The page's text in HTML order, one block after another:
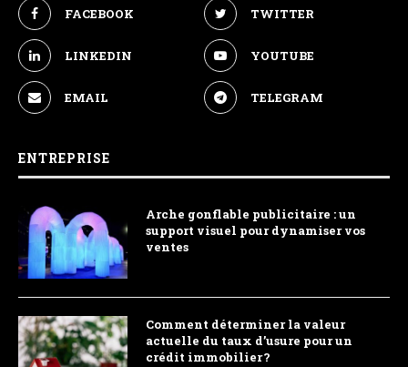
FACEBOOK TWITTER
LINKEDIN YOUTUBE
EMAIL TELEGRAM
ENTREPRISE
Arche gonflable publicitaire : un
support visuel pour dynamiser vos
ventes
Comment déterminer la valeur
actuelle du taux d’usure pour un
crédit immobilier ?